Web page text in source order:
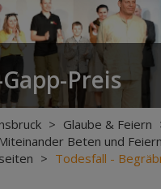
Preis
> Glaube & Feiern
Beten und
> Todesfall -